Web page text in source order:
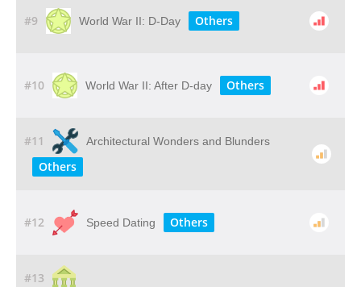
#9 World War II: D-Day Others
#10 World War II: After D-day Others
#11 Architectural Wonders and Blunders
Others
#12 Speed Dating Others
#13